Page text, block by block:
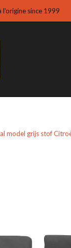
l'origine since 1999
model grijs stof